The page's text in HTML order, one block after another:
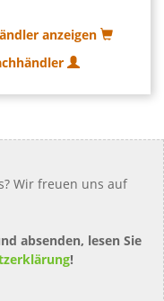
anzeigen
Wir freuen uns auf
absenden, lesen Sie
!